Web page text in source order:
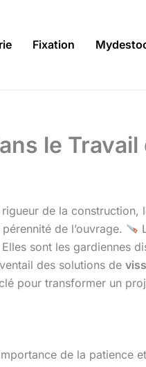
Fixation
le
de la
de l’ouvrage.
sont les gardiennes
des solutions de
pour transformer un
de la patience